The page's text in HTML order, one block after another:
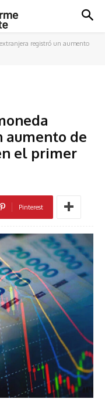
registró un aumento
aumento de
el primer
Pinterest